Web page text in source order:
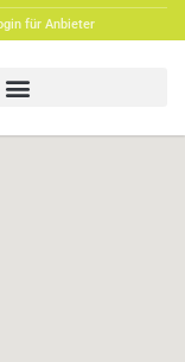
für Anbieter